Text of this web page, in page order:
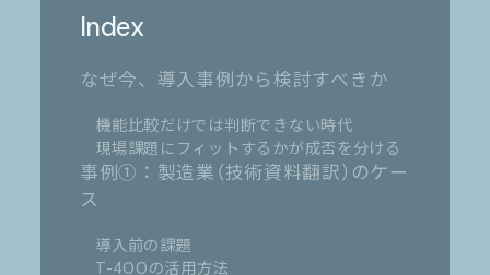
Index
なぜ今、導入事例から検討すべきか
機能比較だけでは判断できない時代
現場課題にフィットするかが成否を分ける
事例①：製造業（技術資料翻訳）のケー
ス
導入前の課題
T-4OOの活用方法